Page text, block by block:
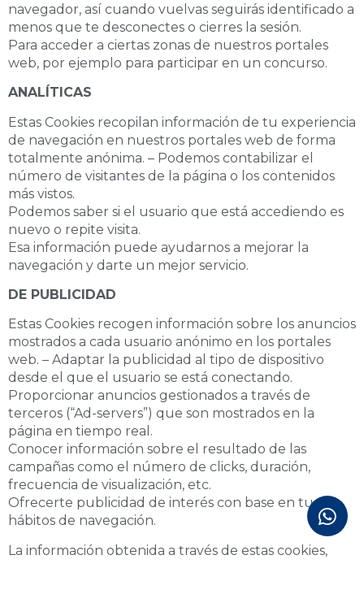
navegador, así cuando vuelvas seguirás identificado a
menos que te desconectes o cierres la sesión.
Para acceder a ciertas zonas de nuestros portales
web, por ejemplo para participar en un concurso.
ANALÍTICAS
Estas Cookies recopilan información de tu experiencia
de navegación en nuestros portales web de forma
totalmente anónima. – Podemos contabilizar el
número de visitantes de la página o los contenidos
más vistos.
Podemos saber si el usuario que está accediendo es
nuevo o repite visita.
Esa información puede ayudarnos a mejorar la
navegación y darte un mejor servicio.
DE PUBLICIDAD
Estas Cookies recogen información sobre los anuncios
mostrados a cada usuario anónimo en los portales
web. – Adaptar la publicidad al tipo de dispositivo
desde el que el usuario se está conectando.
Proporcionar anuncios gestionados a través de
terceros (“Ad-servers”) que son mostrados en la
página en tiempo real.
Conocer información sobre el resultado de las
campañas como el número de clicks, duración,
frecuencia de visualización, etc.
Ofrecerte publicidad de interés con base en tus
hábitos de navegación.
La información obtenida a través de estas cookies,